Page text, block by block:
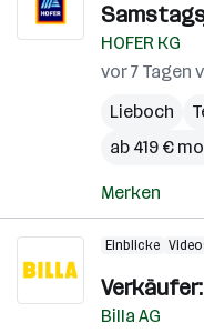
HOFER KG
vor 7
Lieboch
ab 419 €
Merken
Einblicke
Billa AG